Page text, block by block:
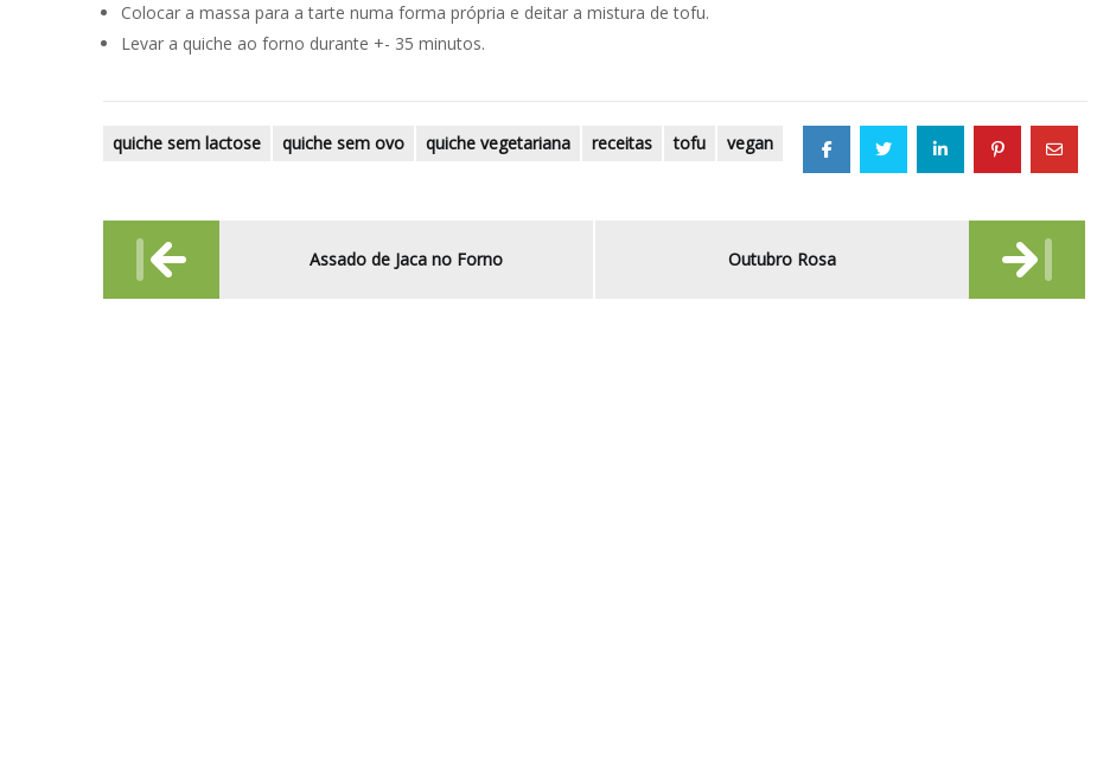
Colocar a massa para a tarte numa forma própria e deitar a mistura de tofu.
Levar a quiche ao forno durante +- 35 minutos.
quiche sem lactose quiche sem ovo quiche vegetariana receitas tofu vegan
Post
navigation
Assado de Jaca no Forno Outubro Rosa